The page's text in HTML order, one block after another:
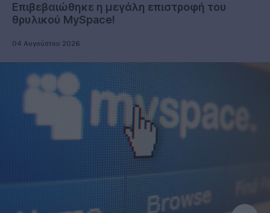
Επιβεβαιώθηκε η μεγάλη επιστροφή του
θρυλικού MySpace!
04 Αυγούστου 2026